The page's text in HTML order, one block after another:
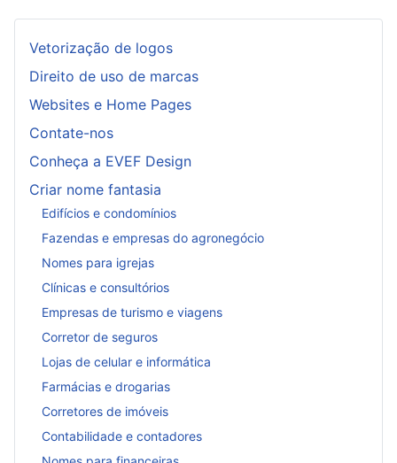
Vetorização de logos
Direito de uso de marcas
Websites e Home Pages
Contate-nos
Conheça a EVEF Design
Criar nome fantasia
Edifícios e condomínios
Fazendas e empresas do agronegócio
Nomes para igrejas
Clínicas e consultórios
Empresas de turismo e viagens
Corretor de seguros
Lojas de celular e informática
Farmácias e drogarias
Corretores de imóveis
Contabilidade e contadores